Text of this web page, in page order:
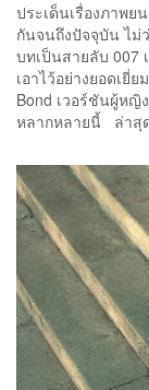
ประเด็นเรื่องภาพย
กันจนถึงปัจจุบัน ไม่
บทเป็นสายลับ 007
เอาไว้อย่างยอดเยี่
Bond เวอร์ชันผู้หญิ
หลากหลายนี้ ล่าสุ